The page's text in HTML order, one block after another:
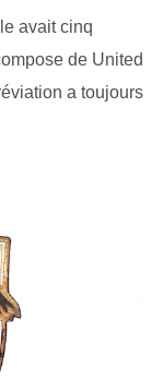
avait cinq
de United
a toujours